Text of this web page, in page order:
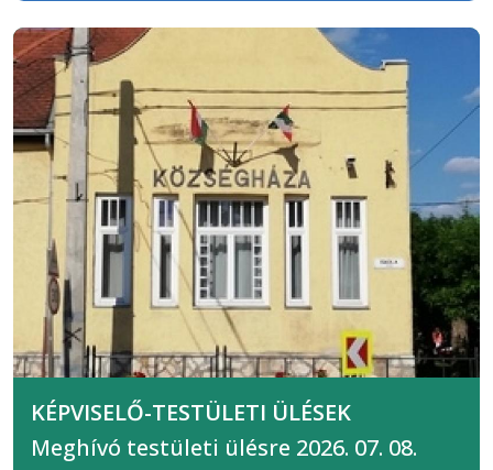
KÉPVISELŐ-TESTÜLETI ÜLÉSEK
Meghívó testületi ülésre 2026. 07. 08.